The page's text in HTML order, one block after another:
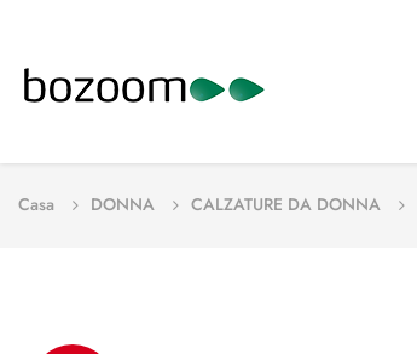
Casa DONNA CALZATURE DA DONNA